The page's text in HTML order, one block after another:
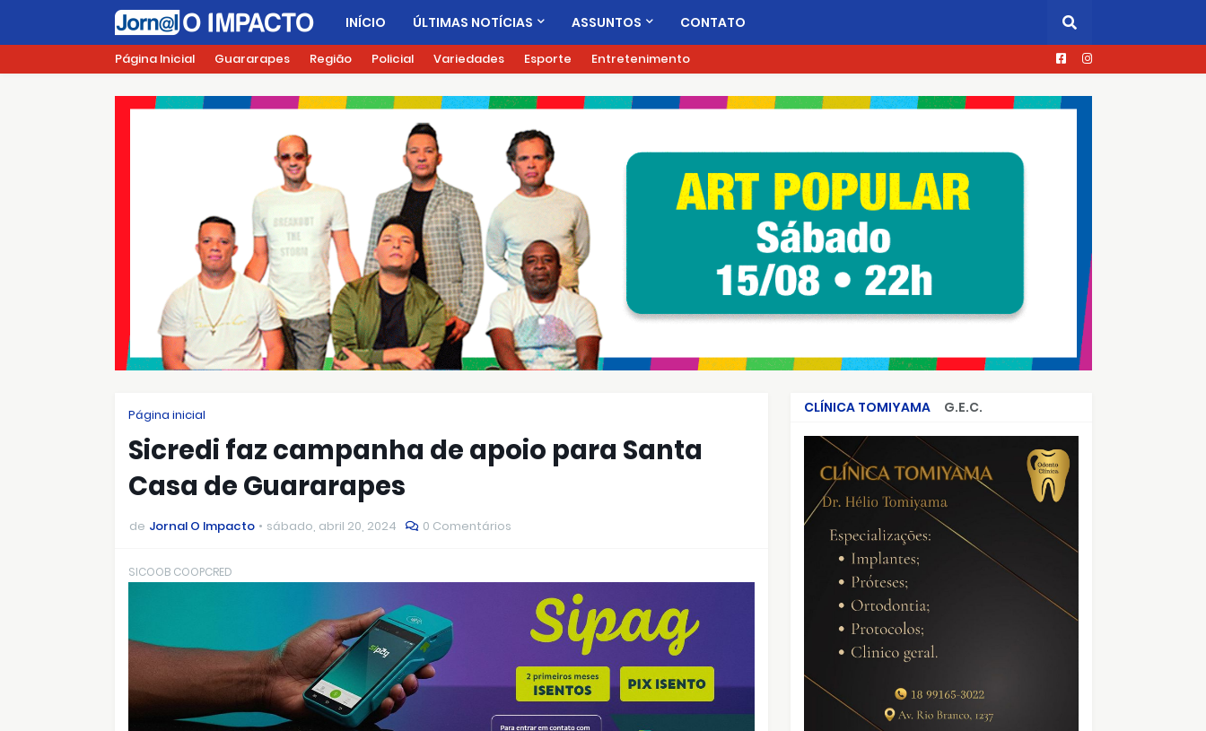
INÍCIO ÚLTIMAS NOTÍCIAS ASSUNTOS CONTATO
Página Inicial Guararapes Região Policial Variedades Esporte Entretenimento
Página inicial
Sicredi faz campanha de apoio para Santa
Casa de Guararapes
de Jornal O Impacto sábado, abril 20, 2024 0 Comentários
SICOOB COOPCRED
CLÍNICA TOMIYAMA
G.E.C.
CRIMES QUE ABALARAM O BRASIL